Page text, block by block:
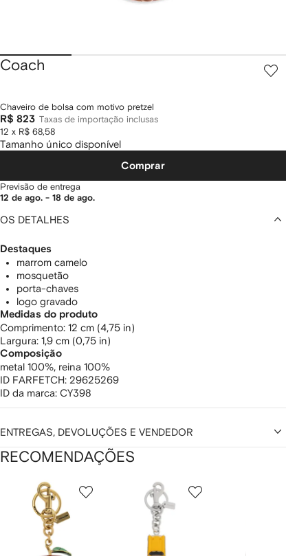
Coach
Chaveiro de bolsa com motivo pretzel
R$ 823
12 x R$ 68,58
Taxas de importação inclusas
Tamanho único disponível
Comprar
Previsão de entrega
12 de ago. - 18 de ago.
OS DETALHES
Destaques
marrom camelo
mosquetão
porta-chaves
logo gravado
Medidas do produto
comprimento: 12 cm (4,75 in)
largura: 1,9 cm (0,75 in)
Composição
metal 100%, reina 100%
ID FARFETCH: 29625269
ID da marca: CY398
ENTREGAS, DEVOLUÇÕES E VENDEDOR
RECOMENDAÇÕES